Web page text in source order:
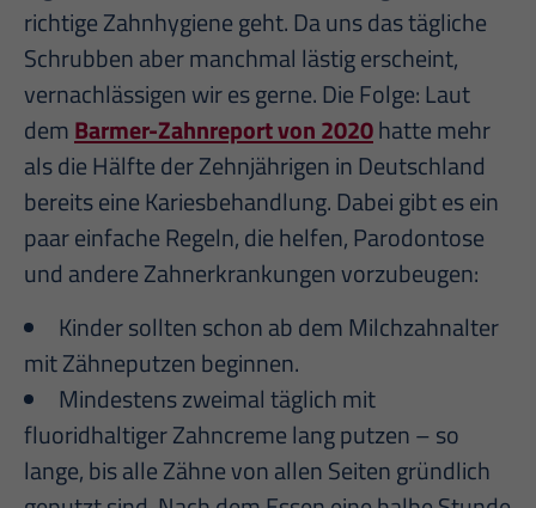
richtige Zahnhygiene geht. Da uns das tägliche
Schrubben aber manchmal lästig erscheint,
vernachlässigen wir es gerne. Die Folge: Laut
demBarmer-Zahnreport von 2020hatte mehr
als die Hälfte der Zehnjährigen in Deutschland
bereits eine Kariesbehandlung. Dabei gibt es ein
paar einfache Regeln, die helfen, Parodontose
und andere Zahnerkrankungen vorzubeugen:
Kinder sollten schon ab dem Milchzahnalter
mit Zähneputzen beginnen.
Mindestens zweimal täglich mit
fluoridhaltiger Zahncreme lang putzen – so
lange, bis alle Zähne von allen Seiten gründlich